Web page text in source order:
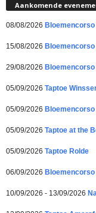
Aankomende
08/08/2026
15/08/2026
29/08/2026
05/09/2026 Taptoe
05/09/2026 Bloemencorso
05/09/2026 Taptoe at the
05/09/2026 Taptoe Rolde
06/09/2026
10/09/2026 - 13/09/2026